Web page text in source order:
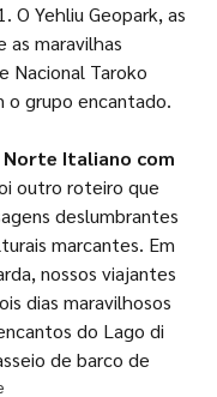
O Yehliu Geopark, as
as maravilhas
Nacional Taroko
o grupo encantado.
Norte Italiano com
outro roteiro que
deslumbrantes
marcantes. Em
nossos viajantes
dias maravilhosos
do Lago di
de barco de